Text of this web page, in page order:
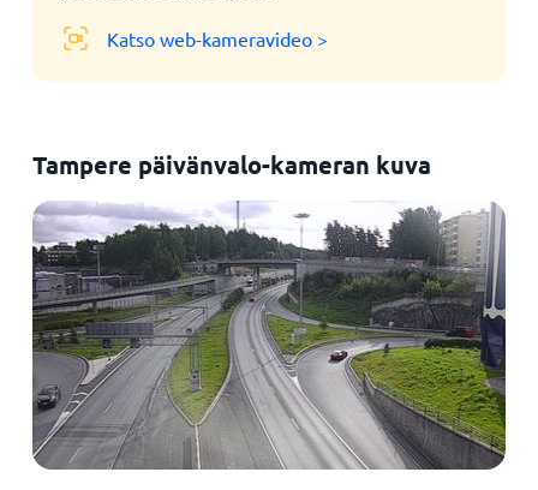
Katso web-kameravideo >
Tampere päivänvalo-kameran kuva